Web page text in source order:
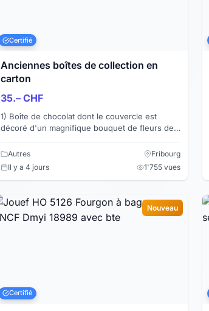
Certifié
Anciennes boîtes de collection en
carton
35.– CHF
1) Boîte de chocolat dont le couvercle est
décoré d'un magnifique bouquet de fleurs de
"crèmes assorties". ...
Autres
Fribourg
Il y a 4 jours
1'755 vues
Nouveau
Certifié